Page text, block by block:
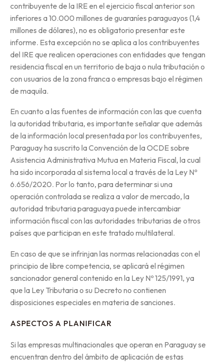
contribuyente de la IRE en el ejercicio fiscal anterior son
inferiores a 10.000 millones de guaraníes paraguayos (1,4
millones de dólares), no es obligatorio presentar este
informe. Esta excepción no se aplica a los contribuyentes
del IRE que realicen operaciones con entidades que tengan
residencia fiscal en un territorio de baja o nula tributación o
con usuarios de la zona franca o empresas bajo el régimen
de maquila.
En cuanto a las fuentes de información con las que cuenta
la autoridad tributaria, es importante señalar que además
de la información local presentada por los contribuyentes,
Paraguay ha suscrito la Convención de la OCDE sobre
Asistencia Administrativa Mutua en Materia Fiscal, la cual
ha sido incorporada al sistema local a través de la Ley Nº
6.656/2020. Por lo tanto, para determinar si una
operación controlada se realiza a valor de mercado, la
autoridad tributaria paraguaya puede intercambiar
información fiscal con las autoridades tributarias de otros
países que participan en este tratado multilateral.
En caso de que se infrinjan las normas relacionadas con el
principio de libre competencia, se aplicará el régimen
sancionador general contenido en la Ley Nº 125/1991, ya
que la Ley Tributaria o su Decreto no contienen
disposiciones especiales en materia de sanciones.
ASPECTOS A PLANIFICAR
Si las empresas multinacionales que operan en Paraguay se
encuentran dentro del ámbito de aplicación de estas